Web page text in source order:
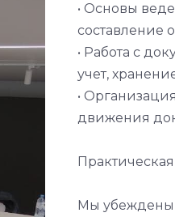
• Основы
составление
• Работа с
учет,
•
движения
Мы